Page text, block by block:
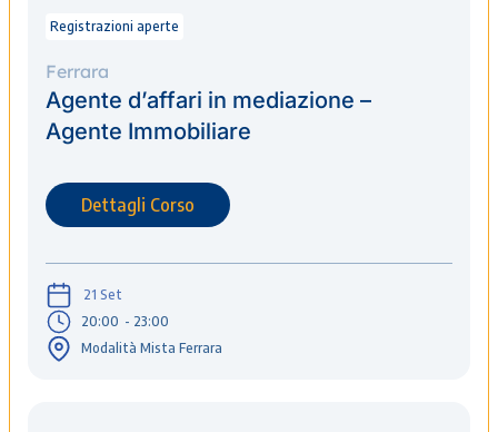
Registrazioni aperte
Ferrara
Agente d’affari in mediazione –
Agente Immobiliare
Dettagli Corso
21 Set
20:00 - 23:00
Modalità Mista Ferrara